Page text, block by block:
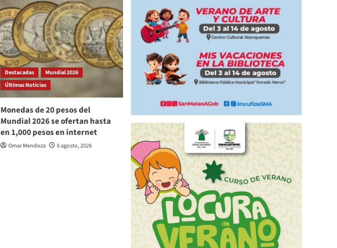
Destacadas
Mundial 2026
Últimas Noticias
Monedas de 20 pesos del
Mundial 2026 se ofertan hasta
en 1,000 pesos en internet
Omar Mendoza 6 agosto, 2026